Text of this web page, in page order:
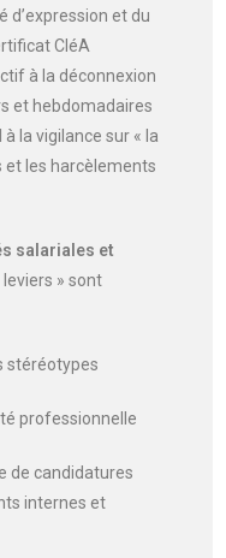
d’expression et du
CléA
à la déconnexion
et hebdomadaires
la vigilance sur « la
et les harcèlements
salariales et
leviers » sont
stéréotypes
professionnelle
de candidatures
internes et